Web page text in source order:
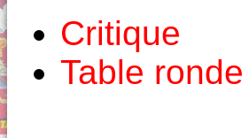
Critique
Table